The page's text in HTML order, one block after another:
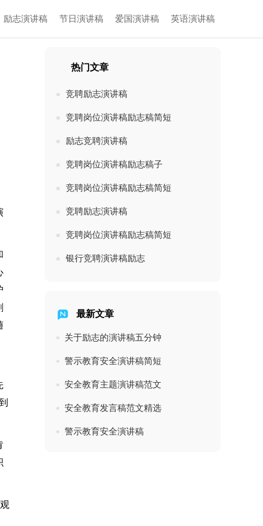
励志演讲稿 节日演讲稿 爱国演讲稿 英语演讲稿
热门文章
竞聘励志演讲稿
竞聘岗位演讲稿励志稿简短
励志竞聘演讲稿
竞聘岗位演讲稿励志稿子
竞聘岗位演讲稿励志稿简短
竞聘励志演讲稿
竞聘岗位演讲稿励志稿简短
银行竞聘演讲稿励志
最新文章
关于励志的演讲稿五分钟
警示教育安全演讲稿简短
安全教育主题演讲稿范文
安全教育发言稿范文精选
警示教育安全演讲稿